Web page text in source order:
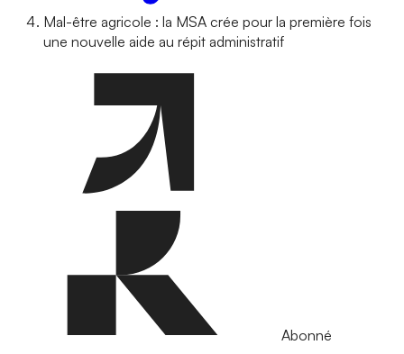
Mal-être agricole : la MSA crée pour la première fois
une nouvelle aide au répit administratif
Abonné